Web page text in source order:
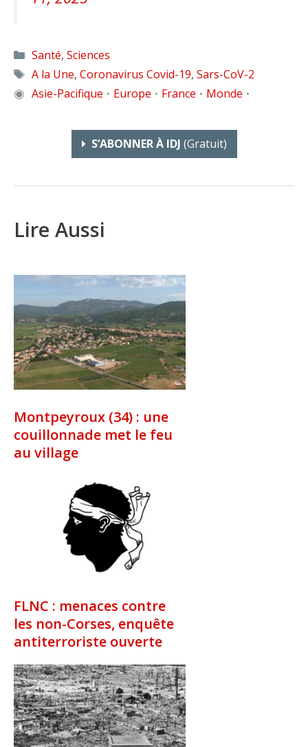
Catégories
Santé, Sciences
Étiquettes
A la Une, Coronavirus Covid-19, Sars-CoV-2
◉ Asie-Pacifique • Europe • France • Monde •
S’ABONNER À IDJ (gratuit)
Lire Aussi
Montpeyroux (34) : une
couillonnade met le feu
au village
FLNC : menaces contre
les non-Corses, enquête
antiterroriste ouverte